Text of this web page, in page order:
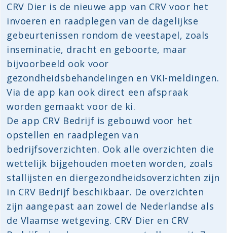
CRV Dier is de nieuwe app van CRV voor het
invoeren en raadplegen van de dagelijkse
gebeurtenissen rondom de veestapel, zoals
inseminatie, dracht en geboorte, maar
bijvoorbeeld ook voor
gezondheidsbehandelingen en VKI-meldingen.
Via de app kan ook direct een afspraak
worden gemaakt voor de ki.
De app CRV Bedrijf is gebouwd voor het
opstellen en raadplegen van
bedrijfsoverzichten. Ook alle overzichten die
wettelijk bijgehouden moeten worden, zoals
stallijsten en diergezondheidsoverzichten zijn
in CRV Bedrijf beschikbaar. De overzichten
zijn aangepast aan zowel de Nederlandse als
de Vlaamse wetgeving. CRV Dier en CRV